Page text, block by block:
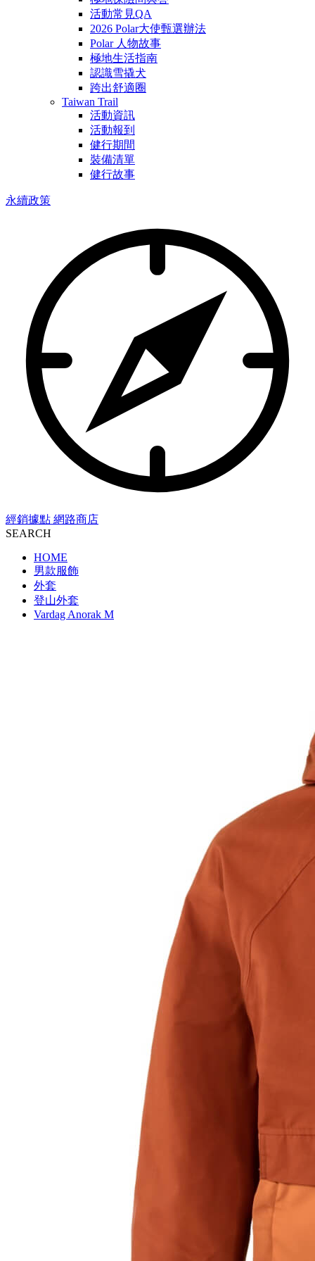
活動常見QA
2026 Polar大使甄選辦法
Polar 人物故事
極地生活指南
認識雪撬犬
跨出舒適圈
Taiwan Trail
活動資訊
活動報到
健行期間
裝備清單
健行故事
永續政策
經銷據點 網路商店
SEARCH
HOME
男款服飾
外套
登山外套
Vardag Anorak M